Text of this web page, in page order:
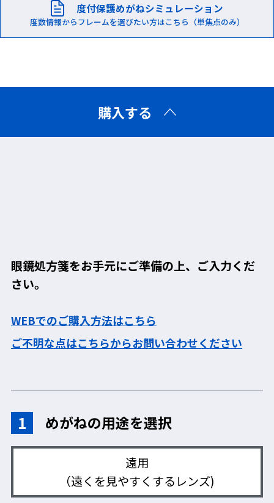
◆装着性を追求したジャパンフィット設計
スを考慮し、長時間の装着でも違和感のないフィット感を実現。
YAMAMOTOの「ジャパンフィット」は、日本人に合わせたより
快適な装着性を実現します。
注2 ： レンズ度数等によっては、度付製作できない場合がございます。
フレックスフレー
度付保護めがねシミュレーション
度数情報からフレームを選びたい方はこちら（単焦点のみ）
購入する
眼鏡処方箋をお手元にご準備の上、ご入力くだ
さい。
WEBでのご購入方法はこちら
ご不明な点はこちらからお問い合わせください
1 めがねの用途を選択
遠用
（遠くを見やすくするレンズ)